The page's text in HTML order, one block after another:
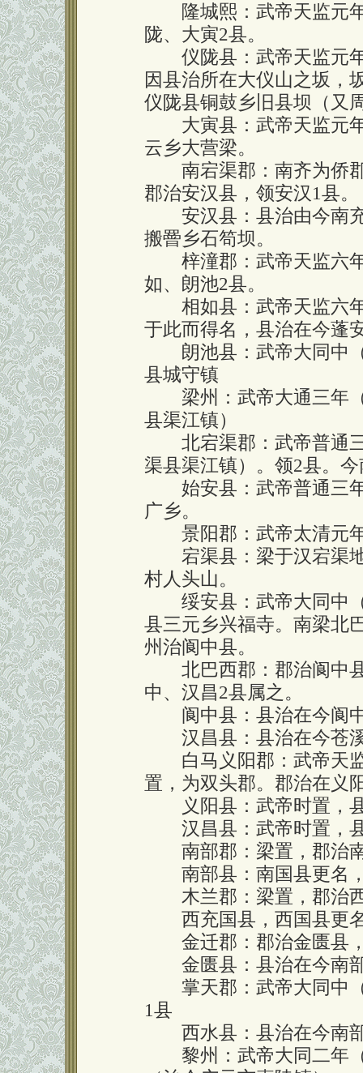
隆城熙：武帝天监元年
陇、大寅2县。
仪陇县：武帝天监元年
因县治所在大仪山之坂，
仪陇县铜鼓乡旧县坝（又
大寅县：武帝天监元年
云乡大营梁。
南宕渠郡：南齐为侨郡
郡治安汉县，领安汉1县。
安汉县：县治由今南充
搬罾乡石笱坝。
梓潼郡：武帝天监六年
如、朗池2县。
相如县：武帝天监六年
于此而得名，县治在今蓬
朗池县：武帝大同中（
县城守镇
梁州：武帝大通三年（
县渠江镇）
北宕渠郡：武帝普通三
渠县渠江镇）。领2县。
始安县：武帝普通三年
广乡。
景阳郡：武帝太清元年
宕渠县：梁于汉宕渠地
村人头山。
绥安县：武帝大同中（
县三元乡兴福寺。南梁北
州治阆中县。
北巴西郡：郡治阆中县
中、汉昌2县属之。
阆中县：县治在今阆
汉昌县：县治在今苍
白马义阳郡：武帝天监
置，为双头郡。郡治在义
义阳县：武帝时置，县
汉昌县：武帝时置，县
南部郡：梁置，郡治
南部县：南国县更名，
木兰郡：梁置，郡治
西充国县，西国县更名
金迁郡：郡治金匮县
金匮县：县治在今南
掌天郡：武帝大同中（
1县
西水县：县治在今南部
黎州：武帝大同二年（